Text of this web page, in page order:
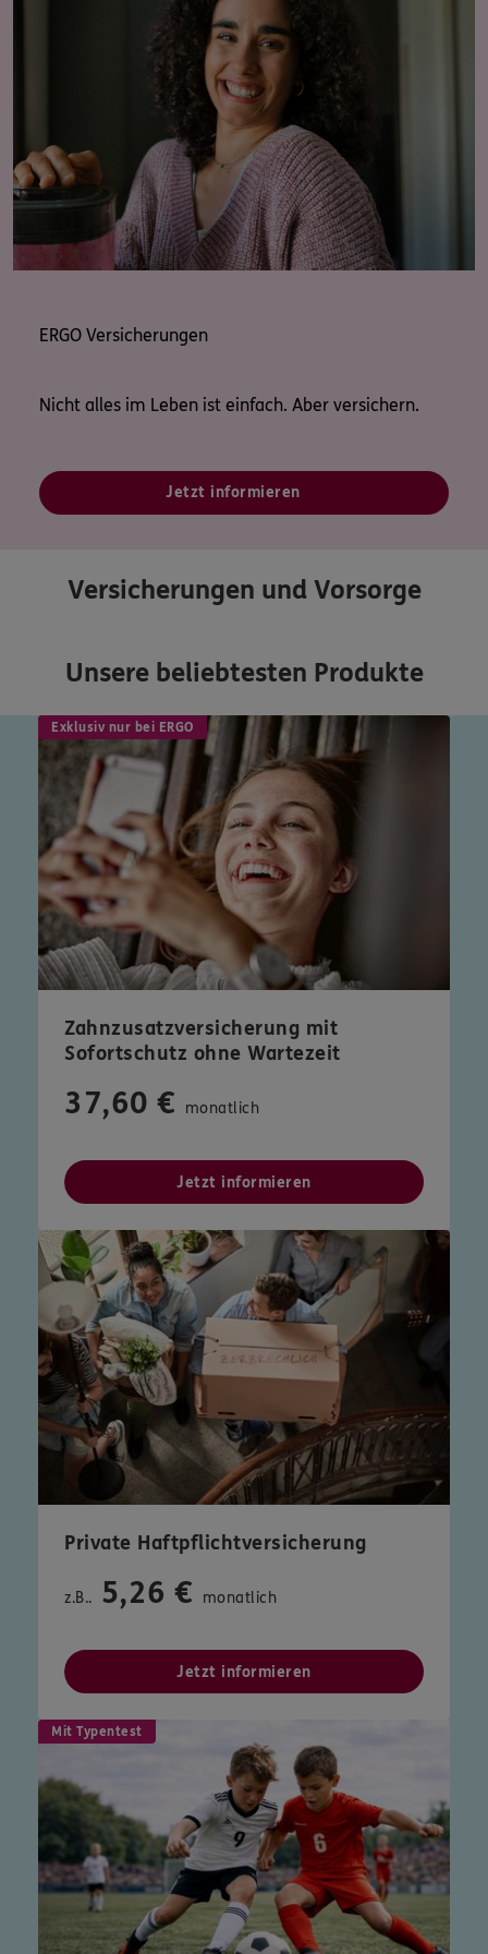
ERGO Versicherungen
Nicht alles im Leben ist einfach. Aber versichern.
Jetzt informieren
Versicherungen und Vorsorge
Unsere beliebtesten Produkte
Exklusiv nur bei ERGO
Zahnzusatzversicherung mit
Sofortschutz ohne Wartezeit
37,60 € monatlich
Jetzt informieren
Private Haftpflichtversicherung
z.B.. 5,26 € monatlich
Jetzt informieren
Mit Typentest